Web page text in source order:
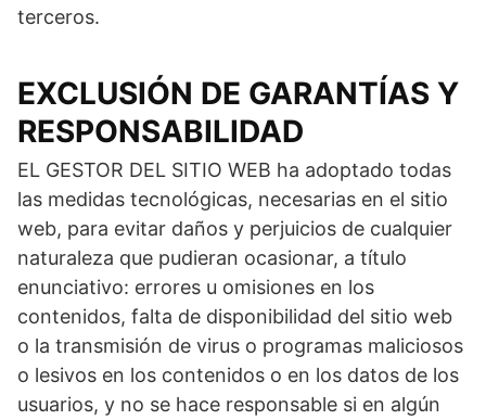
terceros.
EXCLUSIÓN DE GARANTÍAS Y
RESPONSABILIDAD
EL GESTOR DEL SITIO WEB ha adoptado todas
las medidas tecnológicas, necesarias en el sitio
web, para evitar daños y perjuicios de cualquier
naturaleza que pudieran ocasionar, a título
enunciativo: errores u omisiones en los
contenidos, falta de disponibilidad del sitio web
o la transmisión de virus o programas maliciosos
o lesivos en los contenidos o en los datos de los
usuarios, y no se hace responsable si en algún